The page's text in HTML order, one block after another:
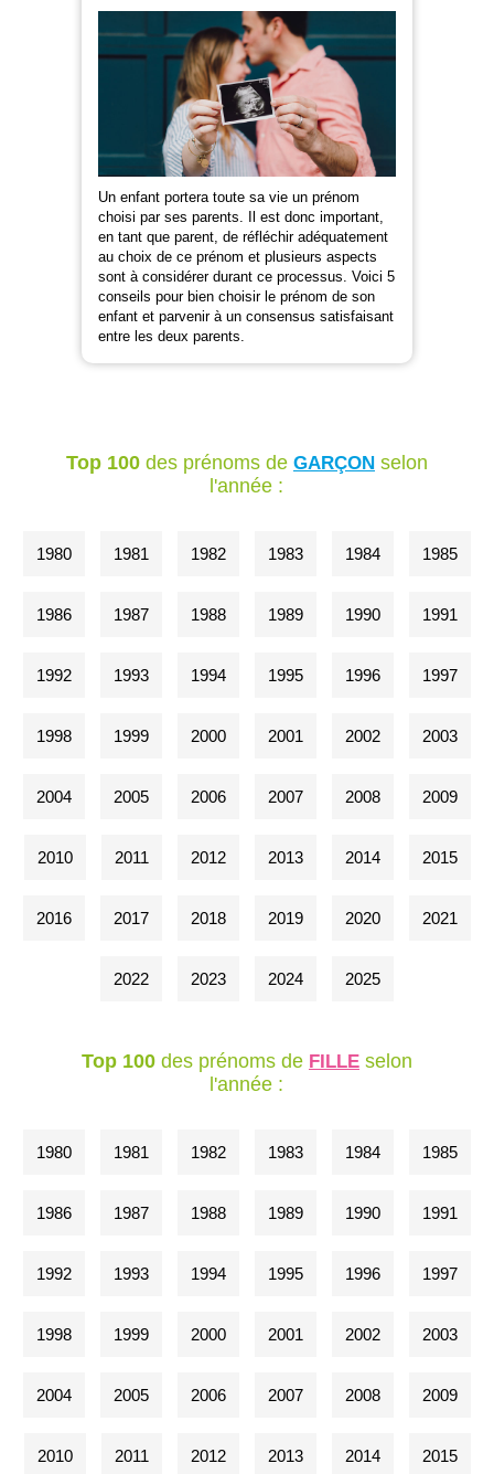
Un enfant portera toute sa vie un prénom
choisi par ses parents. Il est donc important,
en tant que parent, de réfléchir adéquatement
au choix de ce prénom et plusieurs aspects
sont à considérer durant ce processus. Voici 5
conseils pour bien choisir le prénom de son
enfant et parvenir à un consensus satisfaisant
entre les deux parents.
Top 100des prénoms de GARÇONselon
l'année :
1980 1981 1982 1983 1984 1985
1986 1987 1988 1989 1990 1991
1992 1993 1994 1995 1996 1997
1998 1999 2000 2001 2002 2003
2004 2005 2006 2007 2008 2009
2010 2011 2012 2013 2014 2015
2016 2017 2018 2019 2020 2021
2022 2023 2024 2025
Top 100des prénoms de FILLEselon
l'année :
1980 1981 1982 1983 1984 1985
1986 1987 1988 1989 1990 1991
1992 1993 1994 1995 1996 1997
1998 1999 2000 2001 2002 2003
2004 2005 2006 2007 2008 2009
2010 2011 2012 2013 2014 2015